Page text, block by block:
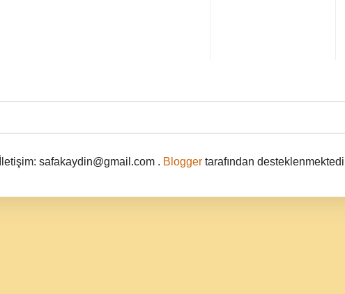
safakaydin@gmail.com . Blogger tarafından